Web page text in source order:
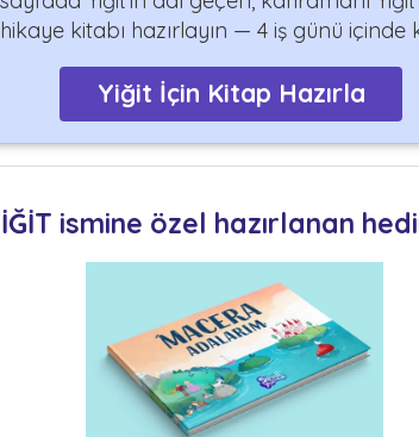
kitabı hazırlayın — 4 iş günü içinde
Yiğit İçin Kitap Hazırla
ismine özel hazırlanan